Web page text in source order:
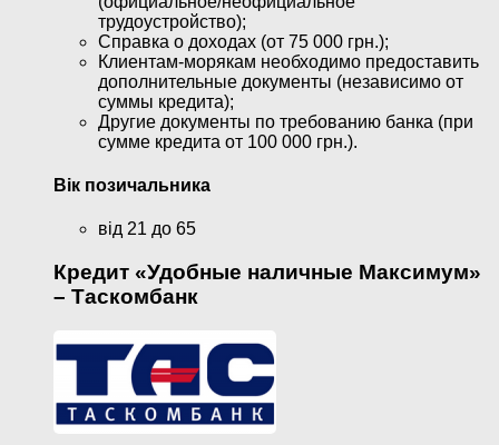
трудоустройство);
Справка о доходах (от 75 000 грн.);
Клиентам-морякам необходимо предоставить
дополнительные документы (независимо от
суммы кредита);
Другие документы по требованию банка (при
сумме кредита от 100 000 грн.).
Вік позичальника
від 21 до 65
Кредит «Удобные наличные Максимум»
– Таскомбанк